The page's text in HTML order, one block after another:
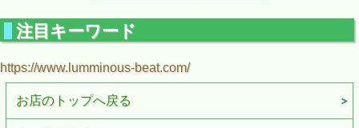
注目キーワード
https://www.lumminous-beat.com/
お店のトップへ戻る